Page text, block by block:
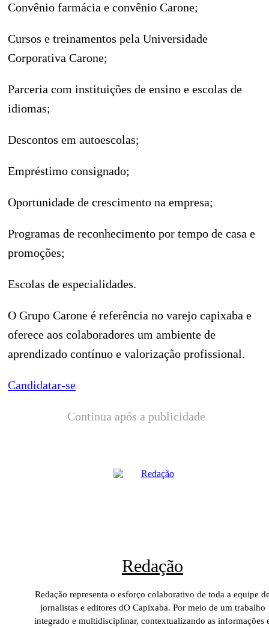
Convênio farmácia e convênio Carone;
Cursos e treinamentos pela Universidade
Corporativa Carone;
Parceria com instituições de ensino e escolas de
idiomas;
Descontos em autoescolas;
Empréstimo consignado;
Oportunidade de crescimento na empresa;
Programas de reconhecimento por tempo de casa e
promoções;
Escolas de especialidades.
O Grupo Carone é referência no varejo capixaba e
oferece aos colaboradores um ambiente de
aprendizado contínuo e valorização profissional.
Candidatar-se
Continua após a publicidade
Redação
Redação representa o esforço colaborativo de toda a equipe
jornalistas e editores dO Capixaba. Por meio de um trabalho
integrado e multidisciplinar, contextualizando as informações